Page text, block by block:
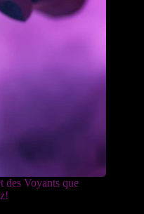
des Voyants que